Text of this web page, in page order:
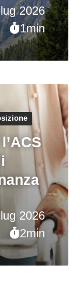
2026
1min
2026
2min